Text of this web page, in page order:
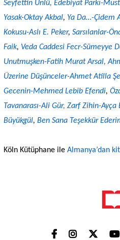
Seyfettin Ünlü, Edebiyat Parkı-
Yasak-Oktay Akbal, Ya Da…-Çidem
Kokusu-Aslı E. Peker, Sarsılanlar-
Faik, Veda Caddesi Fecr-Sümeyye
Unutmuşken-Fatih Murat Arsal,
Üzerine Düşünceler-Ahmet Atilla
Gecenin-Mehmed Lebib Efendi,
Tavanarası-Ali Gür, Zarf Zihin-Ayça
Büyükgül, Ben Sana Teşekkür
Köln Kütüphane ile Almanya’dan